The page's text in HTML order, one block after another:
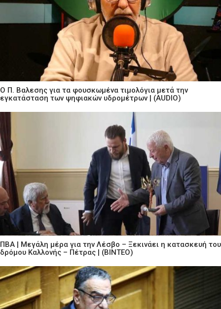
Ο Π. Βαλεσης για τα φουσκωμένα τιμολόγια μετά την
εγκατάσταση των ψηφιακών υδρομέτρων | (AUDIO)
ΠΒΑ | Μεγάλη μέρα για την Λέσβο – Ξεκινάει η κατασκευή του
δρόμου Καλλονής – Πέτρας | (ΒΙΝΤΕΟ)